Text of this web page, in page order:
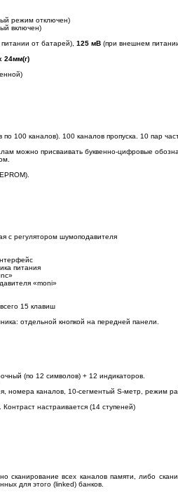
режим отключен)
включен)
питании от батарей), 125 мВ (при внешнем
24мм(г)
по 100 каналов). 100 каналов пропуска. 10 пар
можно присваивать буквенно-цифровые
с регулятором шумоподавителя
питания
«moni»
15 клавиш
отдельной кнопкой на передней панели.
(по 12 символов) + 12 индикаторов.
номера каналов, 10-сегментый S-метр, режим
настраивается (14 ступеней)
сканирование всех каналов памяти, либо
для этого (linked) банков.